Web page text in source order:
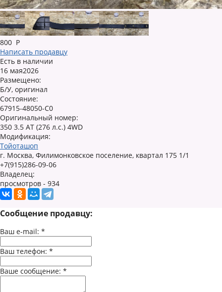
800 Р
Написать продавцу
Есть в наличии
16 мая2026
Размещено:
Б/У, оригинал
Состояние:
67915-48050-C0
Оригинальный номер:
350 3.5 AT (276 л.с.) 4WD
Модификация:
Тойоташоп
г. Москва, Филимонковское поселение, квартал 175 1/1
+7(915)286-09-06
Владелец:
просмотров - 934
Сообщение продавцу:
Ваш e-mail: *
Ваш телефон: *
Ваше сообщение: *